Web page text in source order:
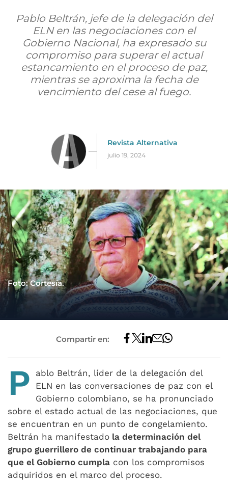
Pablo Beltrán, jefe de la delegación del
ELN en las negociaciones con el
Gobierno Nacional, ha expresado su
compromiso para superar el actual
estancamiento en el proceso de paz,
mientras se aproxima la fecha de
vencimiento del cese al fuego.
Revista Alternativa
julio 19, 2024
Foto: Cortesía.
Compartir en:
P
ablo Beltrán, líder de la delegación del
ELN en las conversaciones de paz con el
Gobierno colombiano, se ha pronunciado
sobre el estado actual de las negociaciones, que
se encuentran en un punto de congelamiento.
Beltrán ha manifestado la determinación del
grupo guerrillero de continuar trabajando para
que el Gobierno cumpla con los compromisos
adquiridos en el marco del proceso.